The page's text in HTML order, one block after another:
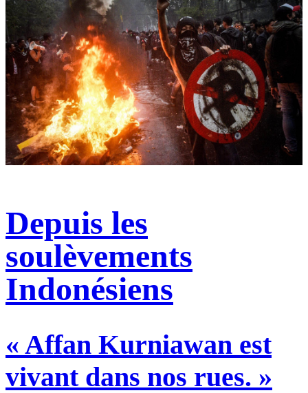
Depuis les
soulèvements
Indonésiens
« Affan Kurniawan est
vivant dans nos rues. »